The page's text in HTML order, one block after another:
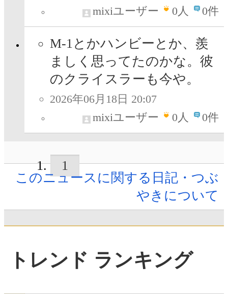
mixiユーザー
0人 0件
M-1とかハンビーとか、羨
ましく思ってたのかな。彼
のクライスラーも今や。
2026年06月18日 20:07
mixiユーザー
0人 0件
1
このニュースに関する日記・つぶ
やきについて
トレンド ランキング